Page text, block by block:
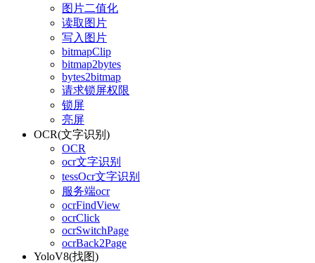
图片二值化
读取图片
写入图片
bitmapClip
bitmap2bytes
bytes2bitmap
请求锁屏权限
锁屏
亮屏
OCR(文字识别)
OCR
ocr文字识别
tessOcr文字识别
服务端ocr
ocrFindView
ocrClick
ocrSwitchPage
ocrBack2Page
YoloV8(找图)